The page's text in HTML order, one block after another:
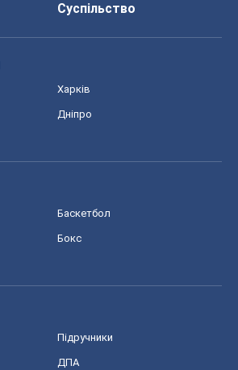
Суспільство
Харків
Дніпро
Баскетбол
Бокс
Підручники
ДПА